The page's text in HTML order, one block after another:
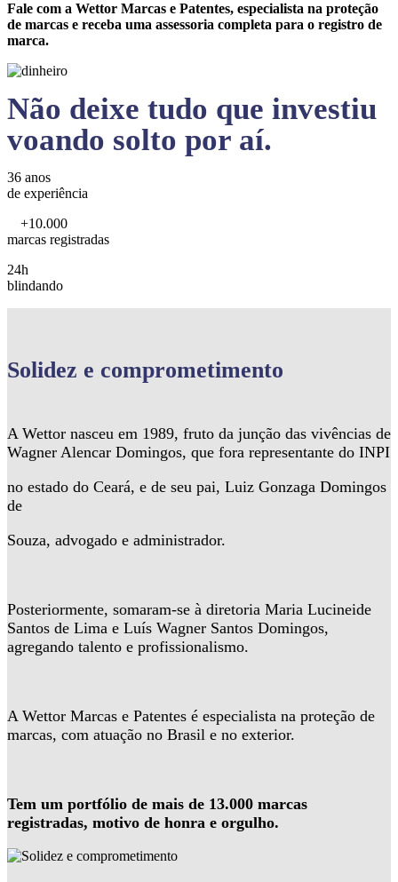
Fale com a Wettor Marcas e Patentes, especialista na proteção
de marcas e receba uma assessoria completa para o registro de
marca.
Não deixe tudo que investiu
voando solto por aí.
36 anos
de experiência
+10.000
marcas registradas
24h
blindando
Solidez e comprometimento
A Wettor nasceu em 1989, fruto da junção das vivências de
Wagner Alencar Domingos, que fora representante do INPI
no estado do Ceará, e de seu pai, Luiz Gonzaga Domingos
de
Souza, advogado e administrador.
Posteriormente, somaram-se à diretoria Maria Lucineide
Santos de Lima e Luís Wagner Santos Domingos,
agregando talento e profissionalismo.
A Wettor Marcas e Patentes é especialista na proteção de
marcas, com atuação no Brasil e no exterior.
Tem um portfólio de mais de 13.000 marcas
registradas, motivo de honra e orgulho.